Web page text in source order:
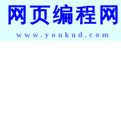
网页编程网
www.youkud.com